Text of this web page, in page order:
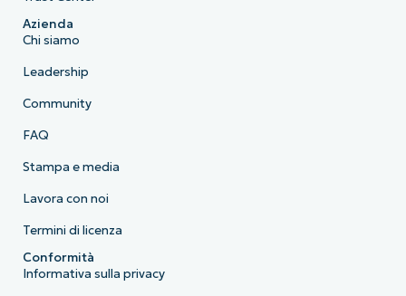
Azienda
Chi siamo
Leadership
Community
FAQ
Stampa e media
Lavora con noi
Termini di licenza
Conformità
Informativa sulla privacy